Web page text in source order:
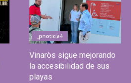
_pnoticia4
Vinaròs sigue mejorando
la accesibilidad de sus
playas